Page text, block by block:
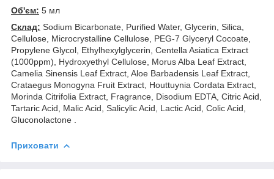
Об'єм: 5 мл
Склад: Sodium Bicarbonate, Purified Water, Glycerin, Silica,
Cellulose, Microcrystalline Cellulose, PEG-7 Glyceryl Cocoate,
Propylene Glycol, Ethylhexylglycerin, Centella Asiatica Extract
(1000ppm), Hydroxyethyl Cellulose, Morus Alba Leaf Extract,
Camelia Sinensis Leaf Extract, Aloe Barbadensis Leaf Extract,
Crataegus Monogyna Fruit Extract, Houttuynia Cordata Extract,
Morinda Citrifolia Extract, Fragrance, Disodium EDTA, Citric Acid,
Tartaric Acid, Malic Acid, Salicylic Acid, Lactic Acid, Colic Acid,
Gluconolactone .
Приховати